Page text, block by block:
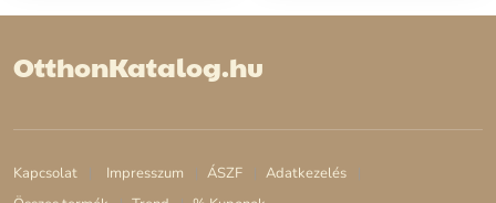
OtthonKatalog.hu
Kapcsolat Impresszum ÁSZF
Adatkezelés